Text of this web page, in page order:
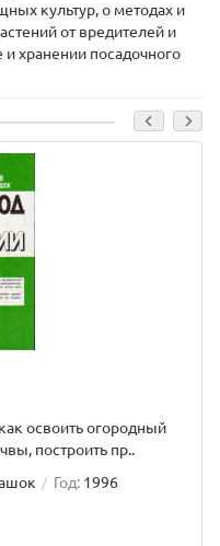
культур, о методах и
от вредителей и
хранении посадочного
освоить огородный
построить пр..
Год: 1996